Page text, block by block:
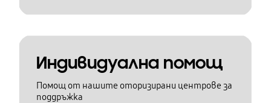
Индивидуална помощ
Помощ от нашите оторизирани центрове за
поддръжка